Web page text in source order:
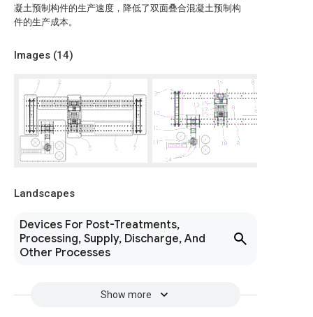
凝土预制构件的生产速度，降低了双面叠合混凝土预制构
件的生产成本。
Images (14)
Landscapes
Devices For Post-Treatments,
Processing, Supply, Discharge, And
Other Processes
Show more